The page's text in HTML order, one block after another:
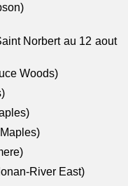
Norbert au 12 aout
Woods)
River East)